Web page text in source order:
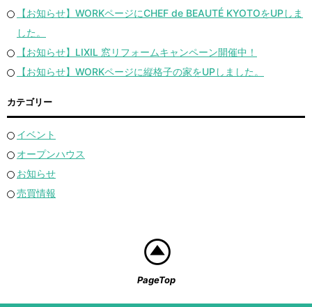
【お知らせ】WORKページにCHEF de BEAUTÉ KYOTOをUPしま
した。
【お知らせ】LIXIL 窓リフォームキャンペーン開催中！
【お知らせ】WORKページに縦格子の家をUPしました。
カテゴリー
イベント
オープンハウス
お知らせ
売買情報
PageTop